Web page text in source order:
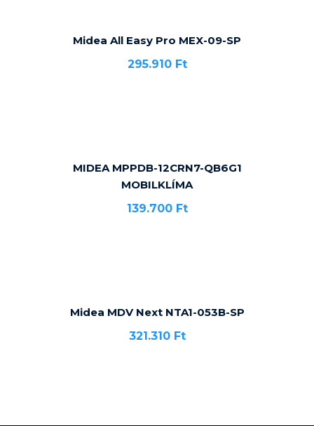
Midea All Easy Pro MEX-09-SP
295.910 Ft
MIDEA MPPDB-12CRN7-QB6G1
MOBILKLÍMA
139.700 Ft
Midea MDV Next NTA1-053B-SP
321.310 Ft